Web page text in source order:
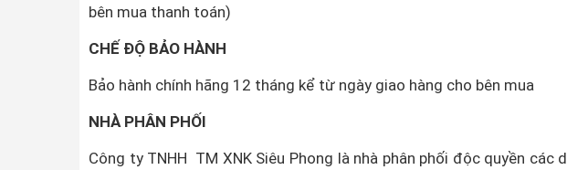
bên mua thanh toán)
CHẾ ĐỘ BẢO HÀNH
Bảo hành chính hãng 12 tháng kể từ ngày giao hàng cho bên mua
NHÀ PHÂN PHỐI
Công ty TNHH TM XNK Siêu Phong là nhà phân phối độc quyền